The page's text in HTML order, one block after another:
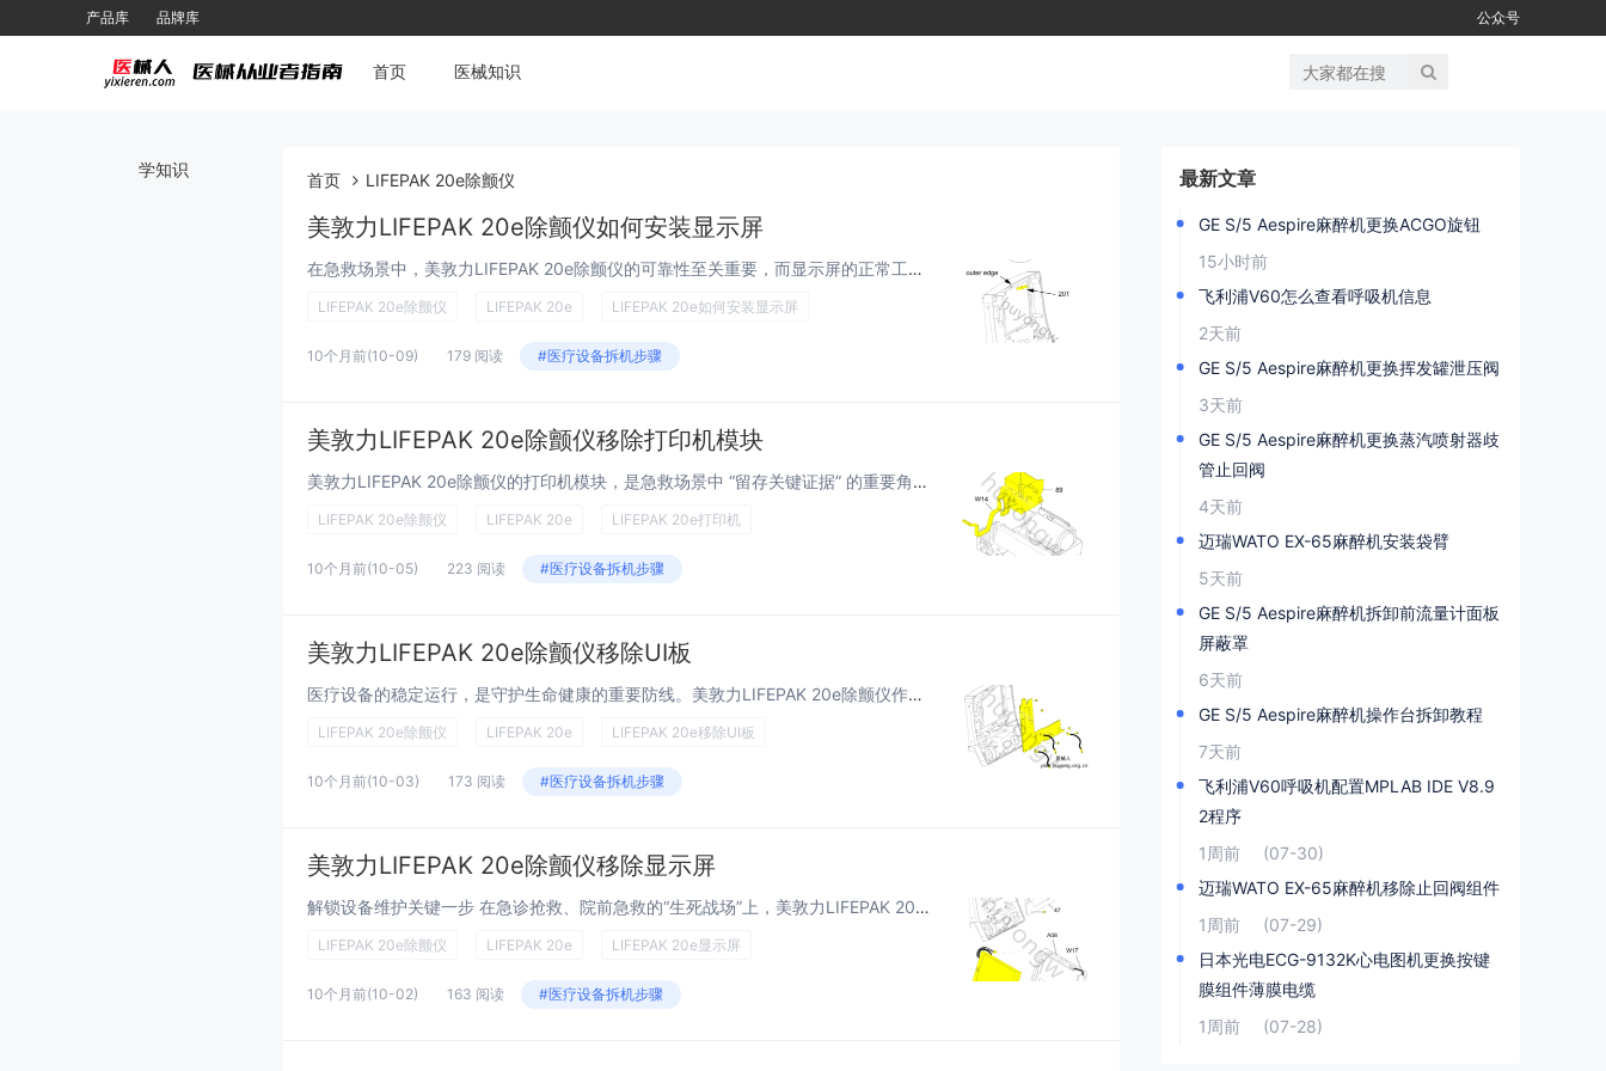
产品库 品牌库 公众号
首页 医械知识
学知识
首页 LIFEPAK 20e除颤仪
美敦力LIFEPAK 20e除颤仪如何安装显示屏
在急救场景中，美敦力LIFEPAK 20e除颤仪的可靠性至关重要，而显示屏的正常工作是设备稳定运行的基础。如果你的LIFEPAK 20e除颤仪需要更换显示屏，却对安装流程一头雾水，不妨跟着这篇指南学起来！我们会用通俗的语言、实用的技巧，带你...
LIFEPAK 20e除颤仪 LIFEPAK 20e LIFEPAK 20e如何安装显示屏
10个月前(10-09) 179 阅读 #医疗设备拆机步骤
美敦力LIFEPAK 20e除颤仪移除打印机模块
美敦力LIFEPAK 20e除颤仪的打印机模块，是急救场景中 “留存关键证据” 的重要角色 —— 它能即时打印患者生命体征、除颤参数等核心数据，为后续诊疗复盘提供依据。当模块需检修、换纸或更换时，规范的移除操作是保障设备快速恢复功能的前提。...
LIFEPAK 20e除颤仪 LIFEPAK 20e LIFEPAK 20e打印机
10个月前(10-05) 223 阅读 #医疗设备拆机步骤
美敦力LIFEPAK 20e除颤仪移除UI板
医疗设备的稳定运行，是守护生命健康的重要防线。美敦力LIFEPAK 20e除颤仪作为急救场景中的 “得力助手”，其每一个组件都关乎救治效率与效果，而UI板更是设备人机交互的核心 “桥梁”。今天，我们就聚焦美敦力LIFEPAK 20e除颤仪U...
LIFEPAK 20e除颤仪 LIFEPAK 20e LIFEPAK 20e移除UI板
10个月前(10-03) 173 阅读 #医疗设备拆机步骤
美敦力LIFEPAK 20e除颤仪移除显示屏
解锁设备维护关键一步 在急诊抢救、院前急救的“生死战场”上，美敦力LIFEPAK 20e除颤仪始终是医护人员的“可靠战友”，其稳定的性能直接关系到患者的生命安危。但作为高频使用的医疗设备，屏幕花屏、触控失灵、内部元件故障等问题难免找上门，而...
LIFEPAK 20e除颤仪 LIFEPAK 20e LIFEPAK 20e显示屏
10个月前(10-02) 163 阅读 #医疗设备拆机步骤
最新文章
GE S/5 Aespire麻醉机更换ACGO旋钮
15小时前
飞利浦V60怎么查看呼吸机信息
2天前
GE S/5 Aespire麻醉机更换挥发罐泄压阀
3天前
​GE S/5 Aespire麻醉机更换蒸汽喷射器歧
管止回阀
4天前
迈瑞WATO EX-65麻醉机安装袋臂
5天前
GE S/5 Aespire麻醉机拆卸前流量计面板
屏蔽罩
6天前
GE S/5 Aespire麻醉机操作台拆卸教程
7天前
飞利浦V60呼吸机配置MPLAB IDE V8.9
2程序
1周前
(07-30)
迈瑞WATO EX-65麻醉机移除止回阀组件
1周前
(07-29)
日本光电ECG-9132K心电图机更换按键
膜组件薄膜电缆
1周前
(07-28)